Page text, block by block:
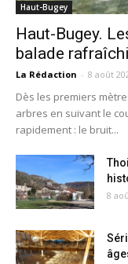
Haut-Bugey
Haut-Bugey.
balade
La Rédaction - 8 août
Dès les premiers
arbres en suivant le
rapidement : le bruit...
8